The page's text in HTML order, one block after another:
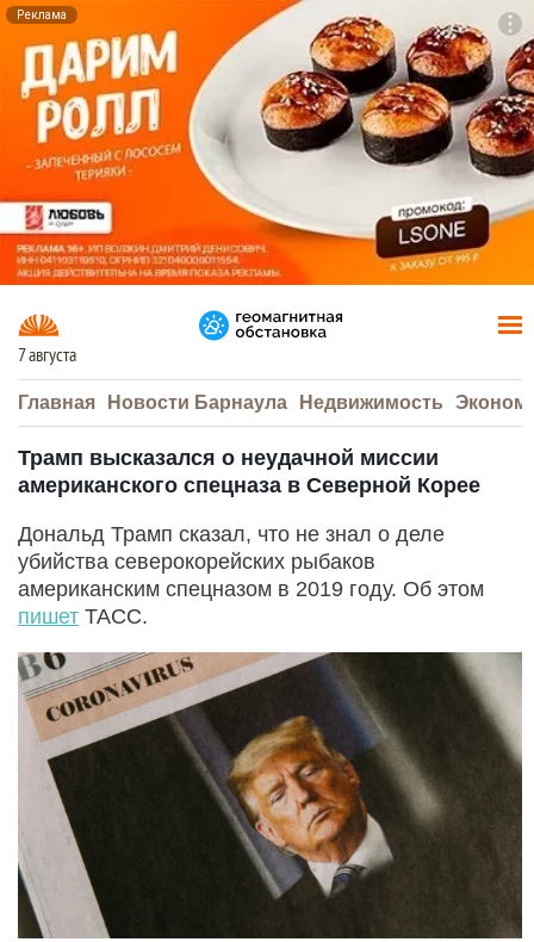
Реклама
7 августа
Главная Новости Барнаула Недвижимость
Трамп высказался о неудачной миссии
американского спецназа в Северной Корее
Дональд Трамп сказал, что не знал о деле
убийства северокорейских рыбаков
американским спецназом в 2019 году. Об этом
пишет ТАСС.